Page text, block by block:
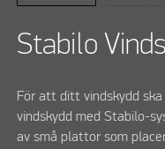
Stabilo
För att ditt vindskydd
vindskydd med Stabilo-
av små plattor som